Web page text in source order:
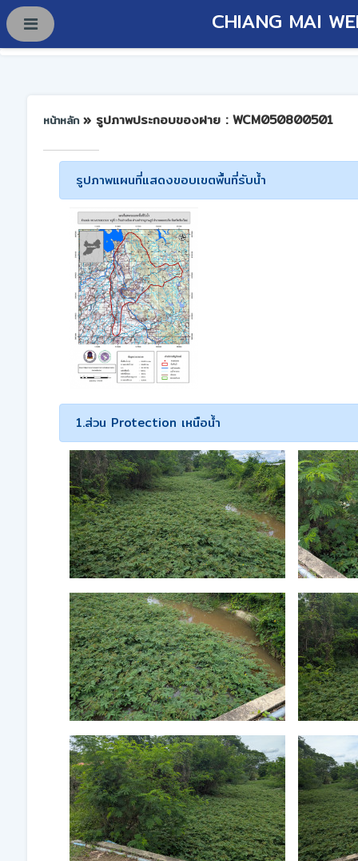
CHIANG MAI
หน้าหลัก » รูปภาพประกอบของฝาย : WCM050800501
รูปภาพแผนที่แสดงขอบเขตพื้นที่รับน้ำ
1.ส่วน Protection เหนือน้ำ